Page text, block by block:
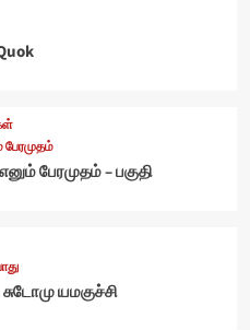
பேரமுதம்
பேரமுதம் – பகுதி
சுடோமு யமகுச்சி